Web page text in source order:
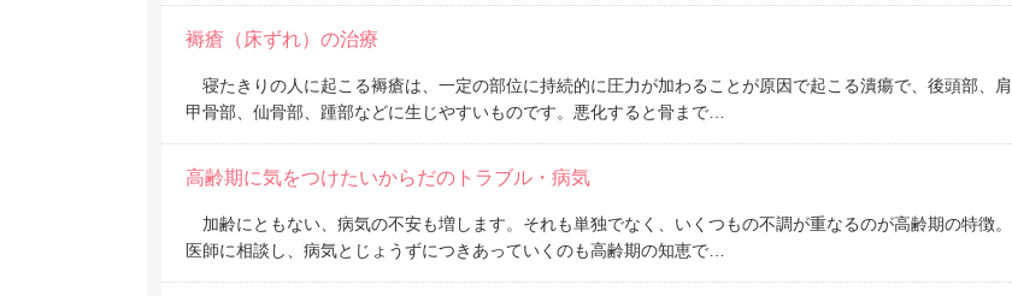
褥瘡（床ずれ）の治療
寝たきりの人に起こる褥瘡は、一定の部位に持続的に圧力が加わることが原因で起こる潰瘍で、後頭部、肩
甲骨部、仙骨部、踵部などに生じやすいものです。悪化すると骨まで…
高齢期に気をつけたいからだのトラブル・病気
加齢にともない、病気の不安も増します。それも単独でなく、いくつもの不調が重なるのが高齢期の特徴。
医師に相談し、病気とじょうずにつきあっていくのも高齢期の知恵で…